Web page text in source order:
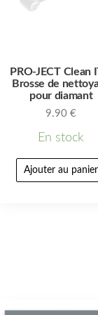
PRO-JECT Clean
Brosse de
pour diamant
9.90€
En stock
Ajouter au panier